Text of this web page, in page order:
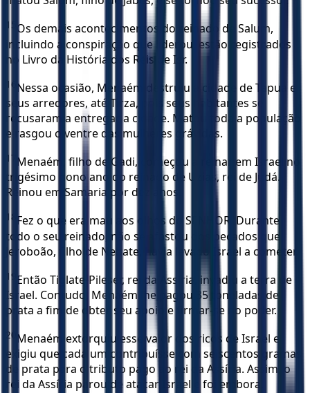
15 Os demais acontecimentos do reinado de Salum,
incluindo a conspiração que liderou, estão registrados
no Livro da História dos Reis de Isr.
16 Nessa ocasião, Menaém destruiu a cidade de Tapua e
seus arredores, até Tirza, pois seus habitantes se
recusaram a entregar a cidade. Matou toda a população
e rasgou o ventre das mulheres grávidas.
17 Menaém, filho de Gadi, começou a reinar em Israel no
trigésimo nono ano do reinado de Uzias, rei de Judá.
Reinou em Samaria por dez anos.
18 Fez o que era mau aos olhos do SENHOR. Durante
todo o seu reinado, não se afastou dos pecados que
Jeroboão, filho de Nebate, havia levado Israel a cometer.
19 Então Tiglate-Pileser, rei da Assíria, invadiu a terra de
Israel. Contudo, Menaém lhe pagou 35 toneladas de
prata a fim de obter seu apoio e firmar-se no poder.
20 Menaém extorquiu esse valor dos ricos de Israel e
exigiu que cada um contribuísse com seiscentos gramas
de prata para o tributo pago ao rei da Assíria. Assim, o
rei da Assíria parou de atacar Israel e foi embora.